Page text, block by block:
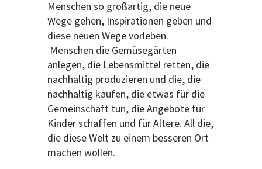
Menschen so großartig, die neue
Wege gehen, Inspirationen geben und
diese neuen Wege vorleben.
Menschen die Gemüsegärten
anlegen, die Lebensmittel retten, die
nachhaltig produzieren und die, die
nachhaltig kaufen, die etwas für die
Gemeinschaft tun, die Angebote für
Kinder schaffen und für Ältere. All die,
die diese Welt zu einem besseren Ort
machen wollen.